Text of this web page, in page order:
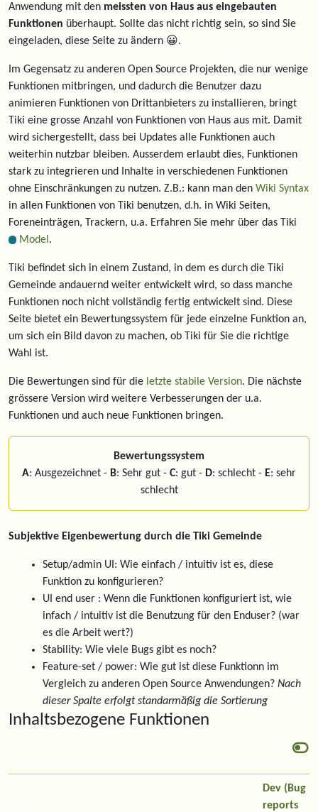
Anwendung mit den meissten von Haus aus eingebauten
Funktionen überhaupt. Sollte das nicht richtig sein, so sind Sie
eingeladen, diese Seite zu ändern 😀.
Im Gegensatz zu anderen Open Source Projekten, die nur wenige
Funktionen mitbringen, und dadurch die Benutzer dazu
animieren Funktionen von Drittanbieters zu installieren, bringt
Tiki eine grosse Anzahl von Funktionen von Haus aus mit. Damit
wird sichergestellt, dass bei Updates alle Funktionen auch
weiterhin nutzbar bleiben. Ausserdem erlaubt dies, Funktionen
stark zu integrieren und Inhalte in verschiedenen Funktionen
ohne Einschränkungen zu nutzen. Z.B.: kann man den Wiki Syntax
in allen Funktionen von Tiki benutzen, d.h. in Wiki Seiten,
Foreneinträgen, Trackern, u.a. Erfahren Sie mehr über das Tiki
Model .
Tiki befindet sich in einem Zustand, in dem es durch die Tiki
Gemeinde andauernd weiter entwickelt wird, so dass manche
Funktionen noch nicht vollständig fertig entwickelt sind. Diese
Seite bietet ein Bewertungssystem für jede einzelne Funktion an,
um sich ein Bild davon zu machen, ob Tiki für Sie die richtige
Wahl ist.
Die Bewertungen sind für die letzte stabile Version. Die nächste
grössere Version wird weitere Verbesserungen der u.a.
Funktionen und auch neue Funktionen bringen.
Bewertungssystem
A: Ausgezeichnet - B: Sehr gut - C: gut - D: schlecht - E: sehr
schlecht
Subjektive Eigenbewertung durch die Tiki Gemeinde
Setup/admin UI: Wie einfach / intuitiv ist es, diese
Funktion zu konfigurieren?
UI end user : Wenn die Funktionen konfiguriert ist, wie
infach / intuitiv ist die Benutzung für den Enduser? (war
es die Arbeit wert?)
Stability: Wie viele Bugs gibt es noch?
Feature-set / power: Wie gut ist diese Funktionn im
Vergleich zu anderen Open Source Anwendungen? Nach
dieser Spalte erfolgt standarmäßig die Sortierung
Inhaltsbezogene Funktionen
Dev (Bug
reports